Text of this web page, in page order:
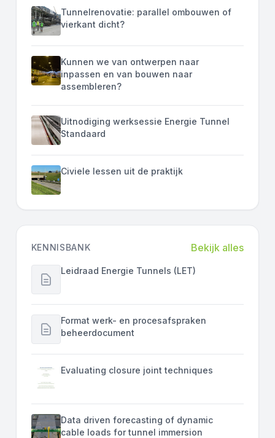
Tunnelrenovatie: parallel ombouwen of
vierkant dicht?
Kunnen we van ontwerpen naar
inpassen en van bouwen naar
assembleren?
Uitnodiging werksessie Energie Tunnel
Standaard
Civiele lessen uit de praktijk
KENNISBANK Bekijk alles
Leidraad Energie Tunnels (LET)
Format werk- en procesafspraken
beheerdocument
Evaluating closure joint techniques
Data driven forecasting of dynamic
cable loads for tunnel immersion